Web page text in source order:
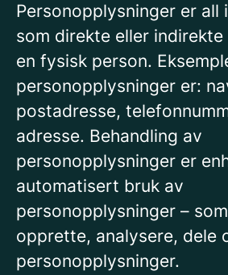
Personopplysninger er all
som direkte eller
en fysisk person.
personopplysninger er:
postadresse,
adresse. Behandling av
personopplysninger er
automatisert bruk av
personopplysninger –
opprette, analysere, dele
personopplysninger.